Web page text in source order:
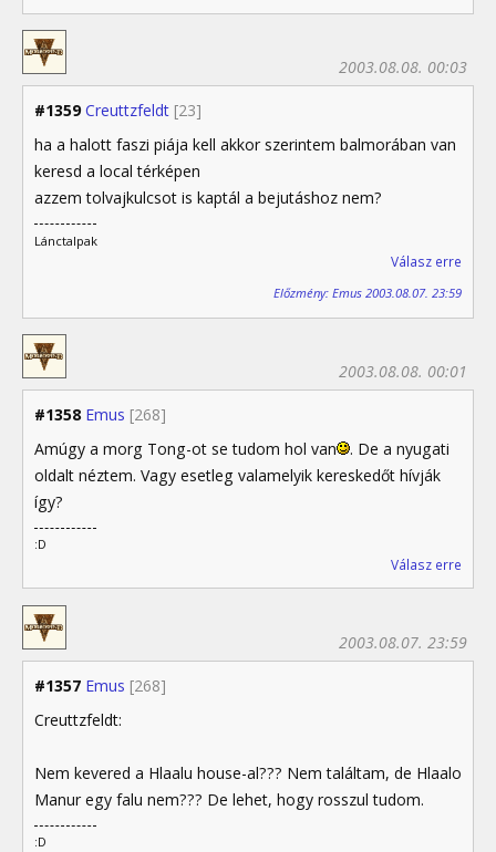
#1359 Creuttzfeldt [23]
2003.08.08. 00:03
ha a halott faszi piája kell akkor szerintem balmorában van
keresd a local térképen
azzem tolvajkulcsot is kaptál a bejutáshoz nem?
Lánctalpak
Válasz erre
Előzmény: Emus 2003.08.07. 23:59
#1358 Emus [268]
2003.08.08. 00:01
Amúgy a morg Tong-ot se tudom hol van
. De a nyugati
oldalt néztem. Vagy esetleg valamelyik kereskedőt hívják
így?
:D
Válasz erre
#1357 Emus [268]
2003.08.07. 23:59
Creuttzfeldt:
Nem kevered a Hlaalu house-al??? Nem találtam, de Hlaalo
Manur egy falu nem??? De lehet, hogy rosszul tudom.
:D